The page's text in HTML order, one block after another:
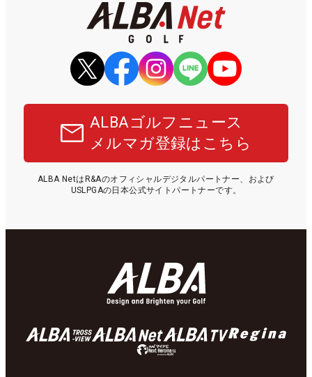
ALBAゴルフニュース
メルマガ登録はこちら
ALBA NetはR&Aのオフィシャルデジタルパートナー、および
USLPGAの日本公式サイトパートナーです。